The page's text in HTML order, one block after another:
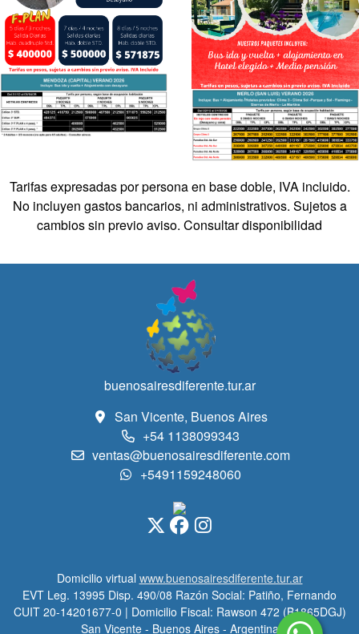
Tarifas expresadas por persona en base doble, IVA incluido.
No incluyen gastos bancarios, ni administrativos. Sujetos a
cambios sin previo aviso. Consultar disponibilidad
buenosairesdiferente.tur.ar
San Vicente, Buenos Aires
+54 1138099343
ventas@buenosairesdiferente.com
+5491159248060
Domicilio virtual www.buenosairesdiferente.tur.ar
EVT Leg. 13995 Disp. 490/08 Razón Social: Patiño, Fernando
CUIT 20-14201677-0 | Domicilio Fiscal: Rawson 472 (B1865DGJ)
San Vicente - Buenos Aires - Argentina